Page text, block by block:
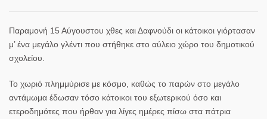
Παραμονή 15 Αύγουστου χθες και Δαφνούδι οι κάτοικοι γιόρτασαν
μ’ ένα μεγάλο γλέντι που στήθηκε στο αύλειο χώρο του δημοτικού
σχολείου.
Το χωριό πλημμύρισε με κόσμο, καθώς το παρών στο μεγάλο
αντάμωμα έδωσαν τόσο κάτοικοι του εξωτερικού όσο και
ετεροδημότες που ήρθαν για λίγες ημέρες πίσω στα πάτρια